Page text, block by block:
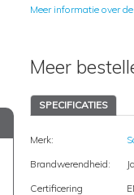
Meer informatie over
Meer
SPECIFICATIES
Merk:
Brandwerendheid:
Ja
Certificering